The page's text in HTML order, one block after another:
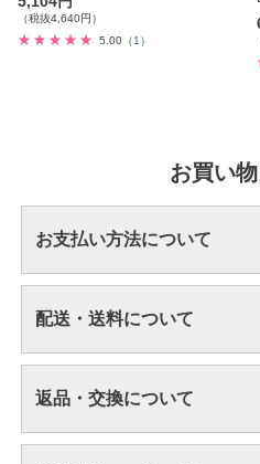
（税抜4,640円）
5.00 （1）
お買い
お支払い方法について
配送・送料について
返品・交換について